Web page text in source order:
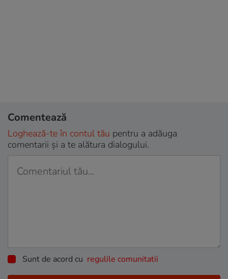
Comentează
Loghează-te în contul tău pentru a adăuga
comentarii și a te alătura dialogului.
Sunt de acord cu regulile comunitatii